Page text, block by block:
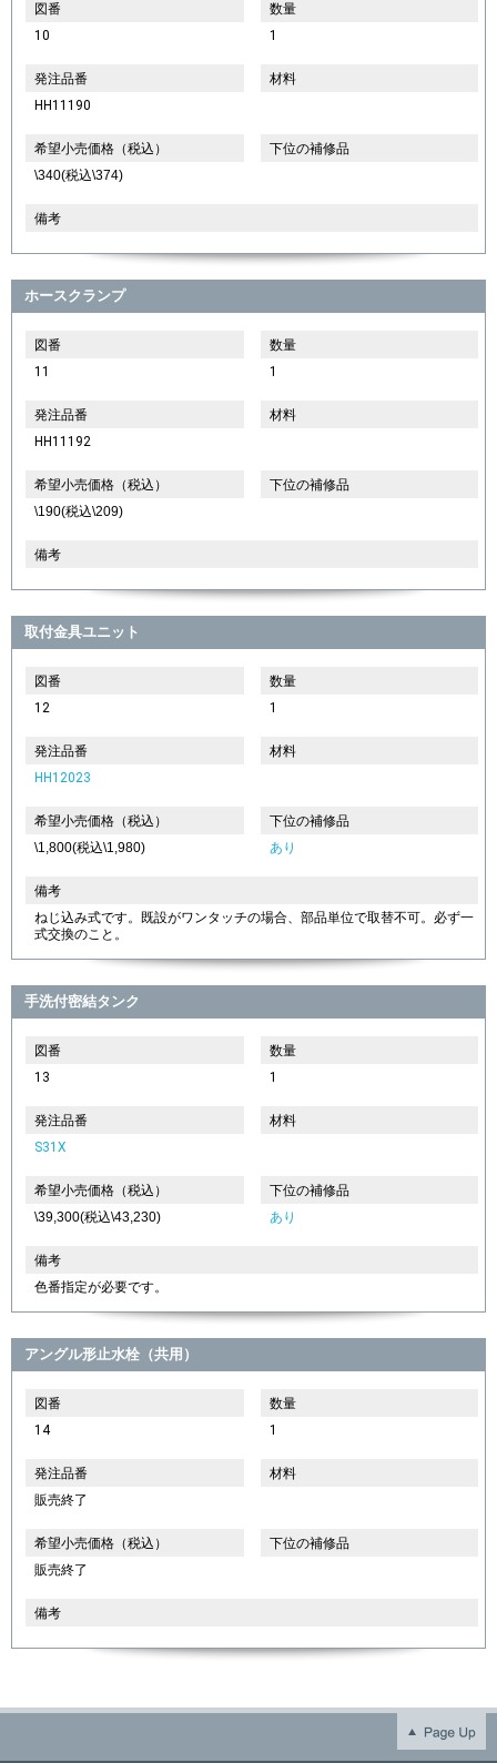
図番
10
数量
1
発注品番
HH11190
材料
希望小売価格（税込）
\340(税込\374)
下位の補修品
備考
ホースクランプ
図番
11
数量
1
発注品番
HH11192
材料
希望小売価格（税込）
\190(税込\209)
下位の補修品
備考
取付金具ユニット
図番
12
数量
1
発注品番
HH12023
材料
希望小売価格（税込）
\1,800(税込\1,980)
下位の補修品
あり
備考
ねじ込み式です。既設がワンタッチの場合、部品単位で取替不可。必ず一
式交換のこと。
手洗付密結タンク
図番
13
数量
1
発注品番
S31X
材料
希望小売価格（税込）
\39,300(税込\43,230)
下位の補修品
あり
備考
色番指定が必要です。
アングル形止水栓（共用）
図番
14
数量
1
発注品番
販売終了
材料
希望小売価格（税込）
販売終了
下位の補修品
備考